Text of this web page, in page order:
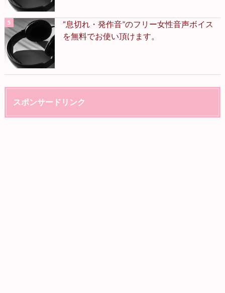
“息切れ・発作音”のフリー女性音声ボイス
を無料でお使い頂けます。
スポンサードリンク